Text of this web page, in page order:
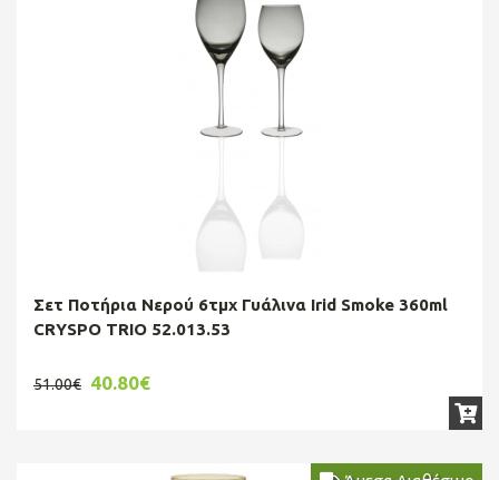
Σετ Ποτήρια Νερού 6τμχ Γυάλινα Irid Smoke 360ml
CRYSPO TRIO 52.013.53
51.00€ 40.80€